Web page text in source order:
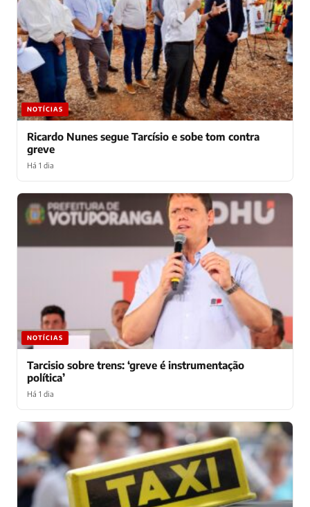
NOTÍCIAS
Ricardo Nunes segue Tarcísio e sobe tom contra
greve
Há 1 dia
NOTÍCIAS
Tarcisio sobre trens: ‘greve é instrumentação
política’
Há 1 dia